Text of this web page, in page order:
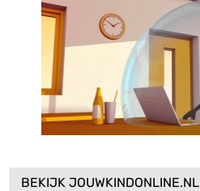
BEKIJK JOUWKINDONLINE.NL